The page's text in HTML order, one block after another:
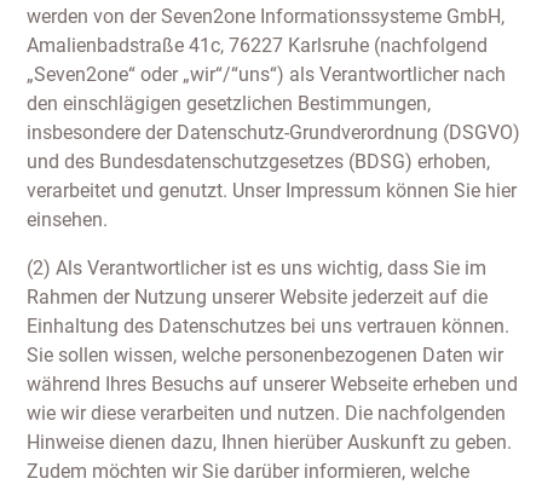
werden von der Seven2one Informationssysteme GmbH,
Amalienbadstraße 41c, 76227 Karlsruhe (nachfolgend
„Seven2one“ oder „wir“/“uns“) als Verantwortlicher nach
den einschlägigen gesetzlichen Bestimmungen,
insbesondere der Datenschutz-Grundverordnung (DSGVO)
und des Bundesdatenschutzgesetzes (BDSG) erhoben,
verarbeitet und genutzt. Unser Impressum können Sie hier
einsehen.
(2) Als Verantwortlicher ist es uns wichtig, dass Sie im
Rahmen der Nutzung unserer Website jederzeit auf die
Einhaltung des Datenschutzes bei uns vertrauen können.
Sie sollen wissen, welche personenbezogenen Daten wir
während Ihres Besuchs auf unserer Webseite erheben und
wie wir diese verarbeiten und nutzen. Die nachfolgenden
Hinweise dienen dazu, Ihnen hierüber Auskunft zu geben.
Zudem möchten wir Sie darüber informieren, welche